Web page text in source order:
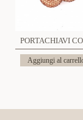
Aggiungi al